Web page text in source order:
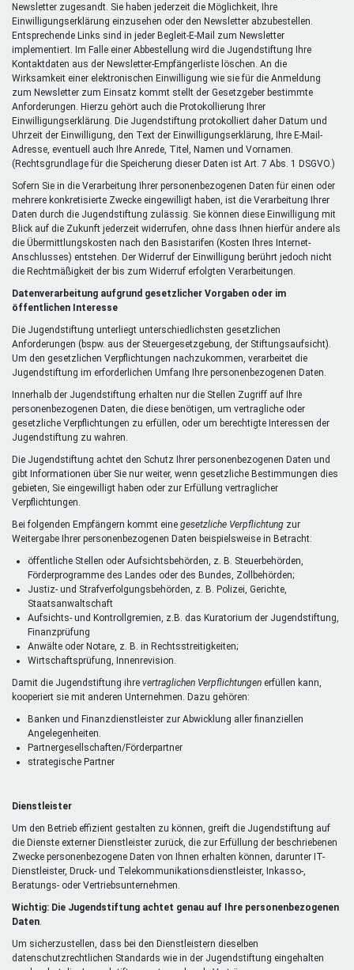
Newsletter zugesandt. Sie haben jederzeit die Möglichkeit, Ihre
Einwilligungserklärung einzusehen oder den Newsletter abzubestellen.
Entsprechende Links sind in jeder Begleit-E-Mail zum Newsletter
implementiert. Im Falle einer Abbestellung wird die Jugendstiftung Ihre
Kontaktdaten aus der Newsletter-Empfängerliste löschen. An die
Wirksamkeit einer elektronischen Einwilligung wie sie für die Anmeldung
zum Newsletter zum Einsatz kommt stellt der Gesetzgeber bestimmte
Anforderungen. Hierzu gehört auch die Protokollierung Ihrer
Einwilligungserklärung. Die Jugendstiftung protokolliert daher Datum und
Uhrzeit der Einwilligung, den Text der Einwilligungserklärung, Ihre E-Mail-
Adresse, eventuell auch Ihre Anrede, Titel, Namen und Vornamen.
(Rechtsgrundlage für die Speicherung dieser Daten ist Art. 7 Abs. 1 DSGVO.)
Sofern Sie in die Verarbeitung Ihrer personenbezogenen Daten für einen oder
mehrere konkretisierte Zwecke eingewilligt haben, ist die Verarbeitung Ihrer
Daten durch die Jugendstiftung zulässig. Sie können diese Einwilligung mit
Blick auf die Zukunft jederzeit widerrufen, ohne dass Ihnen hierfür andere als
die Übermittlungskosten nach den Basistarifen (Kosten Ihres Internet-
Anschlusses) entstehen. Der Widerruf der Einwilligung berührt jedoch nicht
die Rechtmäßigkeit der bis zum Widerruf erfolgten Verarbeitungen.
Datenverarbeitung aufgrund gesetzlicher Vorgaben oder im
öffentlichen Interesse
Die Jugendstiftung unterliegt unterschiedlichsten gesetzlichen
Anforderungen (bspw. aus der Steuergesetzgebung, der Stiftungsaufsicht).
Um den gesetzlichen Verpflichtungen nachzukommen, verarbeitet die
Jugendstiftung im erforderlichen Umfang Ihre personenbezogenen Daten.
Innerhalb der Jugendstiftung erhalten nur die Stellen Zugriff auf Ihre
personenbezogenen Daten, die diese benötigen, um vertragliche oder
gesetzliche Verpflichtungen zu erfüllen, oder um berechtigte Interessen der
Jugendstiftung zu wahren.
Die Jugendstiftung achtet den Schutz Ihrer personenbezogenen Daten und
gibt Informationen über Sie nur weiter, wenn gesetzliche Bestimmungen dies
gebieten, Sie eingewilligt haben oder zur Erfüllung vertraglicher
Verpflichtungen.
Bei folgenden Empfängern kommt eine gesetzliche Verpflichtung zur
Weitergabe Ihrer personenbezogenen Daten beispielsweise in Betracht:
öffentliche Stellen oder Aufsichtsbehörden, z. B. Steuerbehörden,
Förderprogramme des Landes oder des Bundes, Zollbehörden;
Justiz- und Strafverfolgungsbehörden, z. B. Polizei, Gerichte,
Staatsanwaltschaft
Aufsichts- und Kontrollgremien, z.B. das Kuratorium der Jugendstiftung,
Finanzprüfung
Anwälte oder Notare, z. B. in Rechtsstreitigkeiten;
Wirtschaftsprüfung, Innenrevision.
Damit die Jugendstiftung ihre vertraglichen Verpflichtungen erfüllen kann,
kooperiert sie mit anderen Unternehmen. Dazu gehören:
Banken und Finanzdienstleister zur Abwicklung aller finanziellen
Angelegenheiten.
Partnergesellschaften/Förderpartner
strategische Partner
Dienstleister
Um den Betrieb effizient gestalten zu können, greift die Jugendstiftung auf
die Dienste externer Dienstleister zurück, die zur Erfüllung der beschriebenen
Zwecke personenbezogene Daten von Ihnen erhalten können, darunter IT-
Dienstleister, Druck- und Telekommunikationsdienstleister, Inkasso-,
Beratungs- oder Vertriebsunternehmen.
Wichtig: Die Jugendstiftung achtet genau auf Ihre personenbezogenen
Daten
Um sicherzustellen, dass bei den Dienstleistern dieselben
datenschutzrechtlichen Standards wie in der Jugendstiftung eingehalten